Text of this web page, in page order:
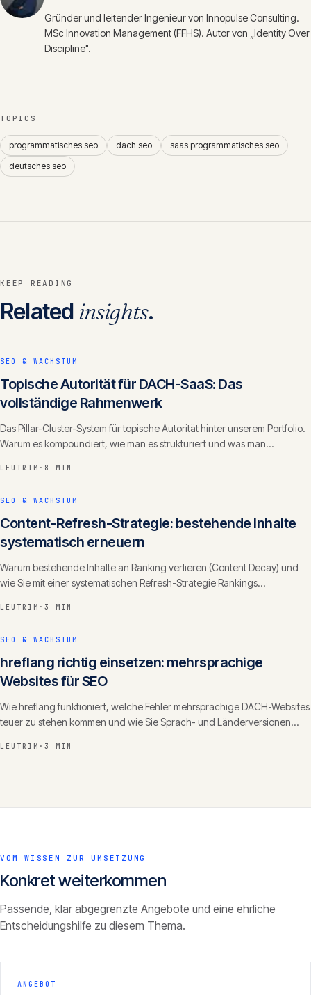
Gründer und leitender Ingenieur von Innopulse Consulting.
MSc Innovation Management (FFHS). Autor von „Identity Over
Discipline".
TOPICS
programmatisches seo dach seo
saas programmatisches seo
deutsches seo
KEEP READING
Related insights.
SEO & WACHSTUM
Topische Autorität für DACH-SaaS: Das
vollständige Rahmenwerk
Das Pillar-Cluster-System für topische Autorität hinter unserem Portfolio.
Warum es kompoundiert, wie man es strukturiert und was man
LEUTRIM · 8 MIN
SEO & WACHSTUM
Content-Refresh-Strategie: bestehende Inhalte
systematisch erneuern
Warum bestehende Inhalte an Ranking verlieren (Content Decay) und
wie Sie mit einer systematischen Refresh-Strategie Rankings
LEUTRIM · 3 MIN
SEO & WACHSTUM
hreflang richtig einsetzen: mehrsprachige
Websites für SEO
Wie hreflang funktioniert, welche Fehler mehrsprachige DACH-Websites
teuer zu stehen kommen und wie Sie Sprach- und Länderversionen
LEUTRIM · 3 MIN
VOM WISSEN ZUR UMSETZUNG
Konkret weiterkommen
Passende, klar abgegrenzte Angebote und eine ehrliche
Entscheidungshilfe zu diesem Thema.
ANGEBOT